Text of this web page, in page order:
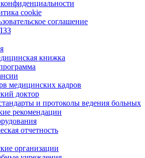
cookie
соглашение
книжка
медицинских кадров
доктор
и протоколы ведения больных
рекомендации
отчетность
организации